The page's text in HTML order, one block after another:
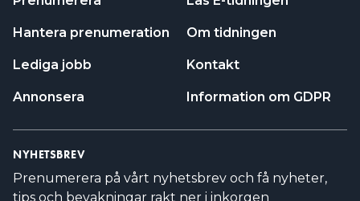
Hantera prenumeration
Lediga jobb
Annonsera
Om tidningen
Kontakt
Information om GDPR
NYHETSBREV
Prenumerera på vårt nyhetsbrev och få nyheter,
tips och bevakningar rakt ner i inkorgen